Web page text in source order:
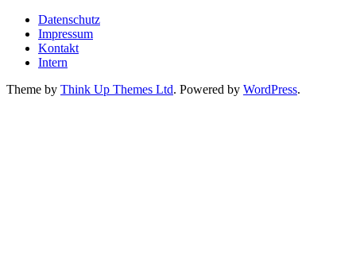
Datenschutz
Impressum
Kontakt
Intern
Theme by Think Up Themes Ltd. Powered by WordPress.